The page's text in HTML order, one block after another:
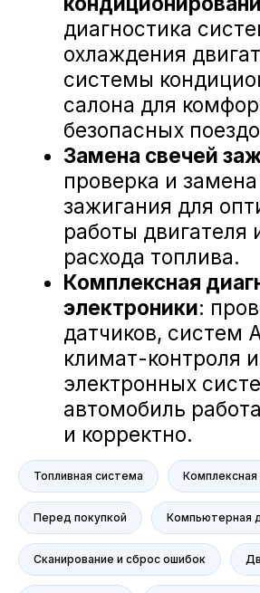
Топливная система Комплексная
Перед покупкой Компьютерная
Сканирование и сброс ошибок